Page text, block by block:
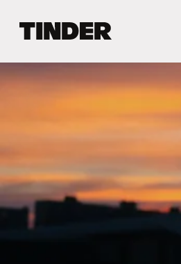
י
נ
ד
ר